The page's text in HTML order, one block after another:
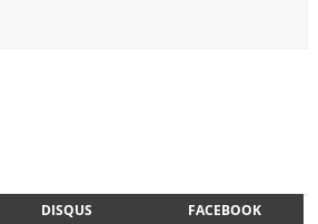
DISQUS FACEBOOK